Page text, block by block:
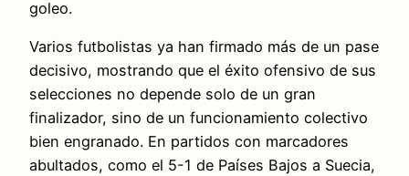
goleo.
Varios futbolistas ya han firmado más de un pase
decisivo, mostrando que el éxito ofensivo de sus
selecciones no depende solo de un gran
finalizador, sino de un funcionamiento colectivo
bien engranado. En partidos con marcadores
abultados, como el 5-1 de Países Bajos a Suecia,